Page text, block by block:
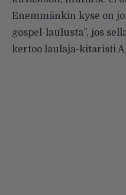
Enemmänkin kyse on
gospel-laulusta”, jos
kertoo laulaja-kitaristi